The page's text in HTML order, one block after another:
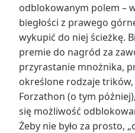
odblokowanym polem –
biegłości z prawego
wykupić do niej ścieżkę.
premie do nagród za
przyrastanie mnożnika,
określone rodzaje
Forzathon (o tym
się możliwość
Żeby nie było za prosto,